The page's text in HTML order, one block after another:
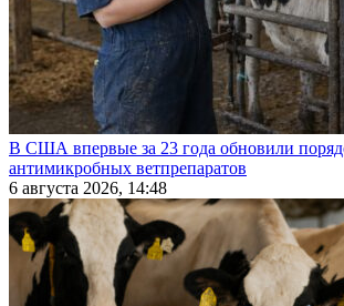
В США впервые за 23 года обновили
антимикробных ветпрепаратов
6 августа 2026, 14:48